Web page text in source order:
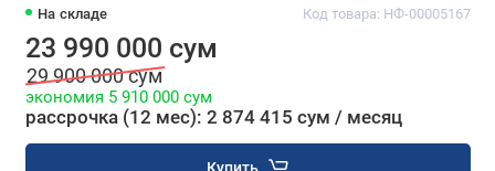
На складе Код товара: НФ-00005167
23 990 000 сум
29 900 000 сум
экономия 5 910 000 сум
рассрочка (12 мес): 2 874 415 сум / месяц